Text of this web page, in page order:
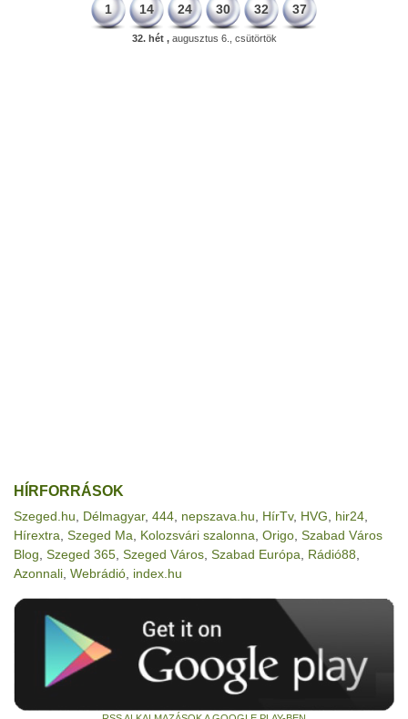
1 14 24 30 32 37
32. hét ,augusztus 6., csütörtök
HÍRFORRÁSOK
Szeged.hu Délmagyar, 444 nepszava.hu HírTv, HVG hir24
Hírextra Szeged Ma Kolozsvári szalonna Origo Szabad Város
Blog Szeged 365 Szeged Város Szabad Európa Rádió88
Azonnali Webrádió index.hu